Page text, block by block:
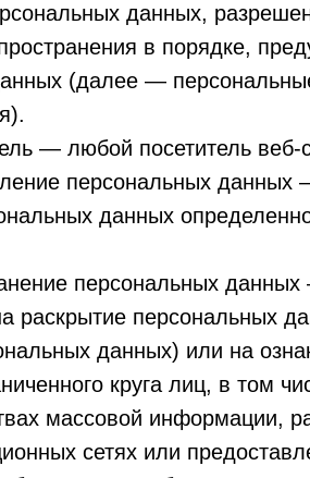
данных,
в порядке,
(далее —
— любой посетитель веб-
персональных
данных
персональных
раскрытие персональных
данных) или на
круга лиц, в том
массовой информации,
сетях или